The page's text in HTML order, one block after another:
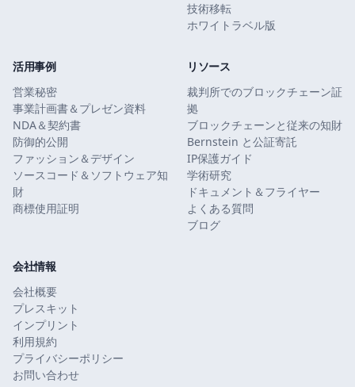
技術移転
ホワイトラベル版
活用事例
営業秘密
事業計画書＆プレゼン資料
NDA＆契約書
防御的公開
ファッション＆デザイン
ソースコード＆ソフトウェア知
財
商標使用証明
リソース
裁判所でのブロックチェーン証
拠
ブロックチェーンと従来の知財
Bernstein と公証寄託
IP保護ガイド
学術研究
ドキュメント＆フライヤー
よくある質問
ブログ
会社情報
会社概要
プレスキット
インプリント
利用規約
プライバシーポリシー
お問い合わせ